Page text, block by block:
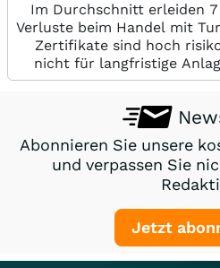
Im Durchschnitt erleiden
Verluste beim Handel mit
Zertifikate sind hoch
nicht für langfristige
Abonnieren Sie unsere
und verpassen Sie
Jetzt